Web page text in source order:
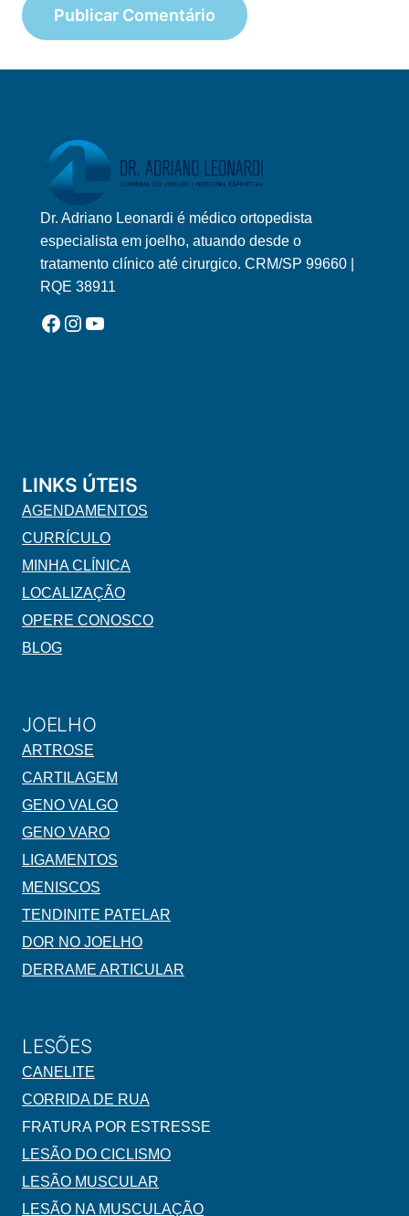
Logo Adriano Leonardi Horizontal Novo
Dr. Adriano Leonardi é médico ortopedista
especialista em joelho, atuando desde o
tratamento clínico até cirurgico. CRM/SP 99660 |
RQE 38911
Facebook
Instagram
YouTube
LINKS ÚTEIS
AGENDAMENTOS
CURRÍCULO
MINHA CLÍNICA
LOCALIZAÇÃO
OPERE CONOSCO
BLOG
JOELHO
ARTROSE
CARTILAGEM
GENO VALGO
GENO VARO
LIGAMENTOS
MENISCOS
TENDINITE PATELAR
DOR NO JOELHO
DERRAME ARTICULAR
LESÕES
CANELITE
CORRIDA DE RUA
FRATURA POR ESTRESSE
LESÃO DO CICLISMO
LESÃO MUSCULAR
LESÃO NA MUSCULAÇÃO